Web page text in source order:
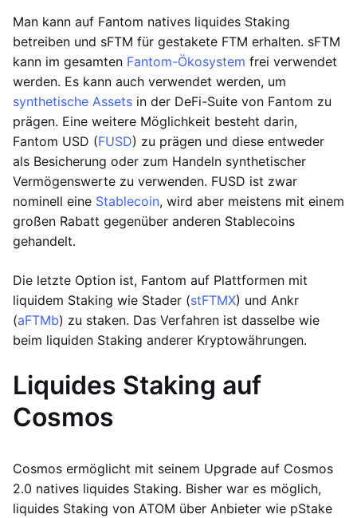
Man kann auf Fantom natives liquides Staking
betreiben und sFTM für gestakete FTM erhalten. sFTM
kann im gesamten Fantom-Ökosystem frei verwendet
werden. Es kann auch verwendet werden, um
synthetische Assets in der DeFi-Suite von Fantom zu
prägen. Eine weitere Möglichkeit besteht darin,
Fantom USD (FUSD) zu prägen und diese entweder
als Besicherung oder zum Handeln synthetischer
Vermögenswerte zu verwenden. FUSD ist zwar
nominell eine Stablecoin, wird aber meistens mit einem
großen Rabatt gegenüber anderen Stablecoins
gehandelt.
Die letzte Option ist, Fantom auf Plattformen mit
liquidem Staking wie Stader (stFTMX) und Ankr
(aFTMb) zu staken. Das Verfahren ist dasselbe wie
beim liquiden Staking anderer Kryptowährungen.
Liquides Staking auf
Cosmos
Cosmos ermöglicht mit seinem Upgrade auf Cosmos
2.0 natives liquides Staking. Bisher war es möglich,
liquides Staking von ATOM über Anbieter wie pStake